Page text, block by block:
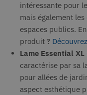
intéressante pour
mais également
espaces publics.
produit ?
Lame Essential XL
caractérise par sa
pour allées de
aspect esthétique